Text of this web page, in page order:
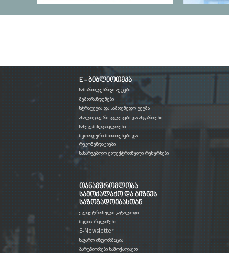
E - ბიბლიოთეკა
სამართლებრივი აქტები
მემორანდუმები
სტრატეგია და სამოქმედო გეგმა
ანალიტიკური კვლევები და ანგარიშები
სახელმძღვანელოები
მეთოდური მითითებები და
რეკომენდაციები
სასარგებლო ელექტრონული რესურსები
თანამშრომლობა
სამოქალაქო და ბიზნეს
საზოგადოებასთან
ელექტრონული კატალოგი
მედია-რელიზები
E-Newsletter
საჯარო ინფორმაცია
პარტნიორები სამოქალაქო